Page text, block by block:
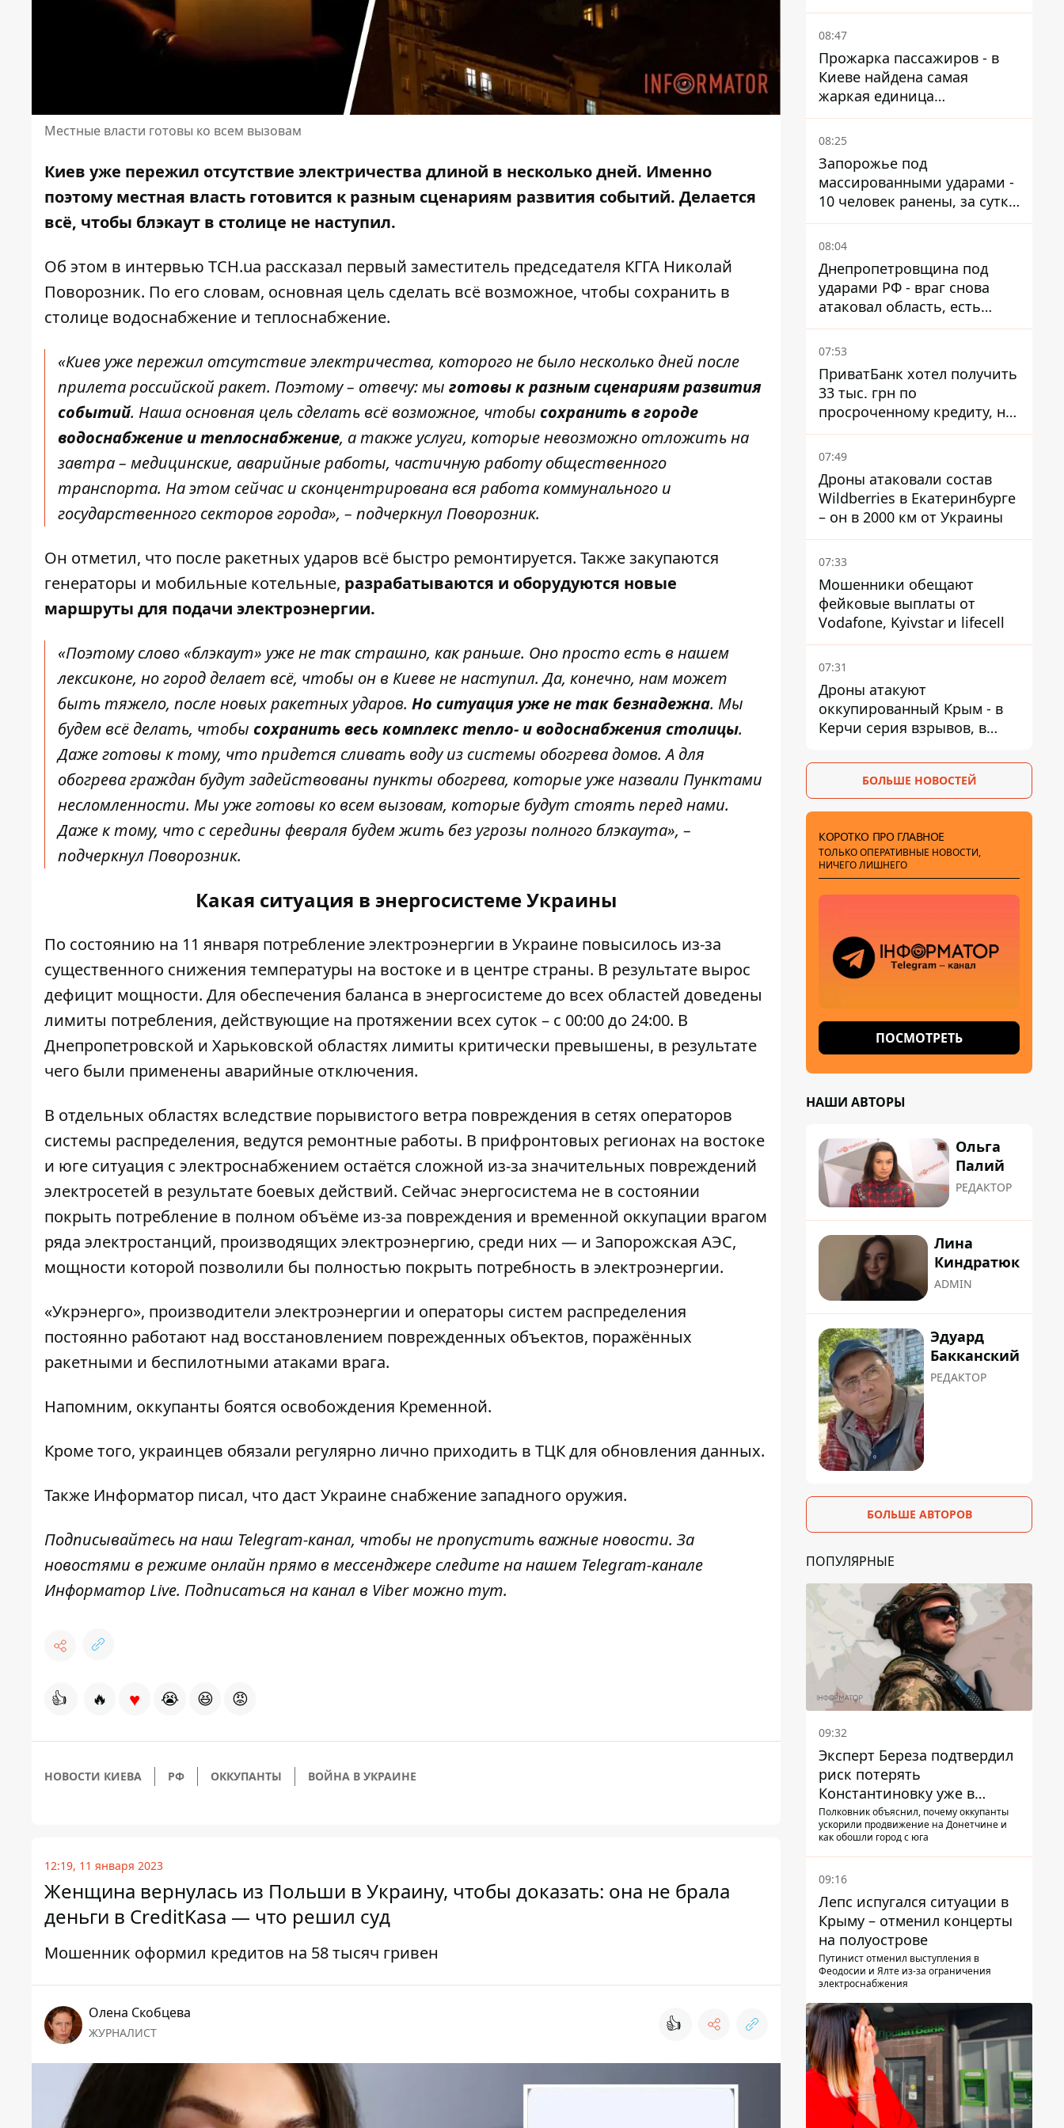
Местные власти готовы ко всем вызовам
Киев уже пережил отсутствие электричества длиной в несколько дней. Именно
поэтому местная власть готовится к разным сценариям развития событий. Делается
всё, чтобы блэкаут в столице не наступил.
Об этом в интервью ТСН.ua рассказал первый заместитель председателя КГГА Николай
Поворозник. По его словам, основная цель сделать всё возможное, чтобы сохранить в
столице водоснабжение и теплоснабжение.
«Киев уже пережил отсутствие электричества, которого не было несколько дней после
прилета российской ракет. Поэтому – отвечу: мы готовы к разным сценариям развития
событий. Наша основная цель сделать всё возможное, чтобы сохранить в городе
водоснабжение и теплоснабжение, а также услуги, которые невозможно отложить на
завтра – медицинские, аварийные работы, частичную работу общественного
транспорта. На этом сейчас и сконцентрирована вся работа коммунального и
государственного секторов города», – подчеркнул Поворозник.
Он отметил, что после ракетных ударов всё быстро ремонтируется. Также закупаются
генераторы и мобильные котельные, разрабатываются и оборудуются новые
маршруты для подачи электроэнергии.
«Поэтому слово «блэкаут» уже не так страшно, как раньше. Оно просто есть в нашем
лексиконе, но город делает всё, чтобы он в Киеве не наступил. Да, конечно, нам может
быть тяжело, после новых ракетных ударов. Но ситуация уже не так безнадежна. Мы
будем всё делать, чтобы сохранить весь комплекс тепло- и водоснабжения столицы.
Даже готовы к тому, что придется сливать воду из системы обогрева домов. А для
обогрева граждан будут задействованы пункты обогрева, которые уже назвали Пунктами
несломленности. Мы уже готовы ко всем вызовам, которые будут стоять перед нами.
Даже к тому, что с середины февраля будем жить без угрозы полного блэкаута», –
подчеркнул Поворозник.
Какая ситуация в энергосистеме Украины
По состоянию на 11 января потреблениеэлектроэнергии в Украине повысилось из-за
существенного снижения температуры на востоке и в центре страны. В результате вырос
дефицит мощности. Для обеспечения баланса в энергосистеме до всех областей доведены
лимиты потребления, действующие на протяжении всех суток – с 00:00 до 24:00. В
Днепропетровской и Харьковской областях лимиты критически превышены, в результате
чего были применены аварийные отключения.
В отдельных областях вследствие порывистого ветра повреждения в сетях операторов
системы распределения, ведутся ремонтные работы. В прифронтовых регионах на востоке
и юге ситуация с электроснабжением остаётся сложной из-за значительных повреждений
электросетей в результате боевых действий. Сейчас энергосистема не в состоянии
покрыть потребление в полном объёме из-за повреждения и временной оккупации врагом
ряда электростанций, производящих электроэнергию, среди них — и Запорожская АЭС,
мощности которой позволили бы полностью покрыть потребность в электроэнергии.
«Укрэнерго», производители электроэнергии и операторы систем распределения
постоянно работают над восстановлением поврежденных объектов, поражённых
ракетными и беспилотными атаками врага.
Напомним, оккупанты боятся освобождения Кременной.
Кроме того, украинцев обязали регулярно лично приходить в ТЦКдля обновления данных.
Также Информатор писал, что даст Украине снабжение западного оружия.
Подписывайтесь на наш Telegram-канал, чтобы не пропустить важные новости. За
новостями в режиме онлайн прямо в мессенджере следите на нашем Telegram-канале
Информатор Live. Подписаться на канал в Viber можнотут.
👍 🔥 ♥ 😭 😆 😡
НОВОСТИ КИЕВА РФ ОККУПАНТЫ ВОЙНА В УКРАИНЕ
12:19, 11 января 2023
Женщина вернулась из Польши в Украину, чтобы доказать: она не брала
деньги в CreditKasa — что решил суд
Мошенник оформил кредитов на 58 тысяч гривен
Олена Скобцева
ЖУРНАЛИСТ 👍
от атак
08:47
Прожарка пассажиров - в
Киеве найдена самая
жаркая единица
общественного транспорта
08:25
Запорожье под
массированными ударами -
10 человек ранены, за сутки
тысячи атак
08:04
Днепропетровщина под
ударами РФ - враг снова
атаковал область, есть
разрушения и пожары
07:53
ПриватБанк хотел получить
33 тыс. грн по
просроченному кредиту, но
суд взыскал с должницы
только 22 тыс. грн
07:49
Дроны атаковали состав
Wildberries в Екатеринбурге
– он в 2000 км от Украины
07:33
Мошенники обещают
фейковые выплаты от
Vodafone, Kyivstar и lifecell
07:31
Дроны атакуют
оккупированный Крым - в
Керчи серия взрывов, в
БОЛЬШЕ НОВОСТЕЙ
КОРОТКО ПРО ГЛАВНОЕ
ТОЛЬКО ОПЕРАТИВНЫЕ НОВОСТИ,
НИЧЕГО ЛИШНЕГО
ПОСМОТРЕТЬ
НАШИ АВТОРЫ
Ольга
Палий
РЕДАКТОР
Лина
Киндратюк
ADMIN
Эдуард
Бакканский
РЕДАКТОР
БОЛЬШЕ АВТОРОВ
ПОПУЛЯРНЫЕ
09:32
Эксперт Береза ​​подтвердил
риск потерять
Константиновку уже в
ближайшие месяцы
Полковник объяснил, почему оккупанты
ускорили продвижение на Донетчине и
как обошли город с юга
09:16
Лепс испугался ситуации в
Крыму – отменил концерты
на полуострове
Путинист отменил выступления в
Феодосии и Ялте из-за ограничения
электроснабжения